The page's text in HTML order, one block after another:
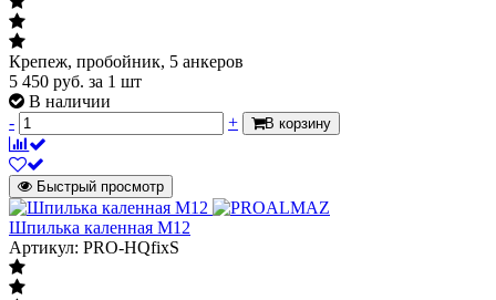
Крепеж, пробойник, 5 анкеров
5 450 руб. за 1 шт
В наличии
-
+ В корзину
Быстрый просмотр
Шпилька каленная М12
Артикул: PRO-HQfixS